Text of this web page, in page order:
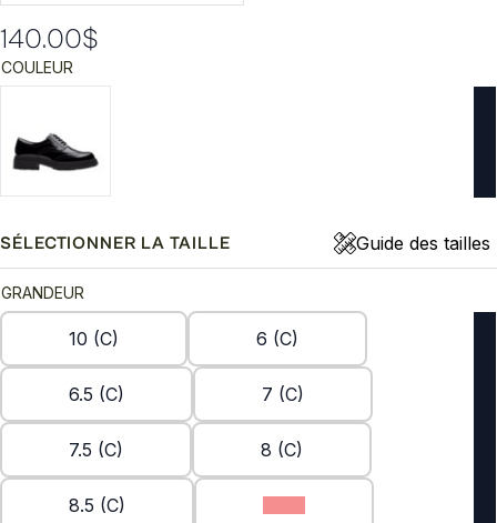
140.00$
COULEUR
SÉLECTIONNER LA TAILLE Guide des tailles
GRANDEUR
10 (C) 6 (C)
6.5 (C) 7 (C)
7.5 (C) 8 (C)
8.5 (C)